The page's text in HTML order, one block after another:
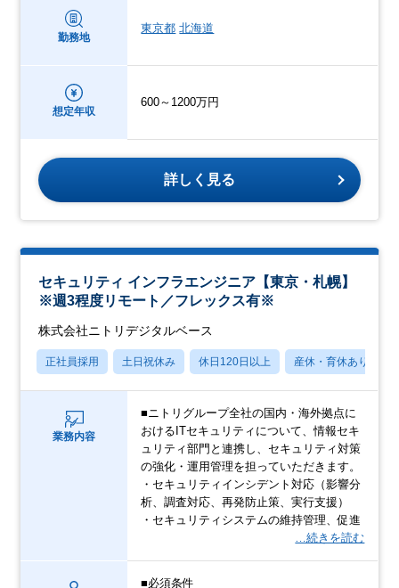
勤務地
東京都 北海道
想定年収
600～1200万円
詳しく見る
セキュリティ インフラエンジニア【東京・札幌】
※週3程度リモート／フレックス有※
株式会社ニトリデジタルベース
正社員採用 土日祝休み 休日120日以上 産休・育休あり
業務内容
■ニトリグループ全社の国内・海外拠点に
おけるITセキュリティについて、情報セキ
ュリティ部門と連携し、セキュリティ対策
の強化・運用管理を担っていただきます。
・セキュリティインシデント対応（影響分
析、調査対応、再発防止策、実行支援）
・セキュリティシステムの維持管理、促進
…続きを読む
■必須条件